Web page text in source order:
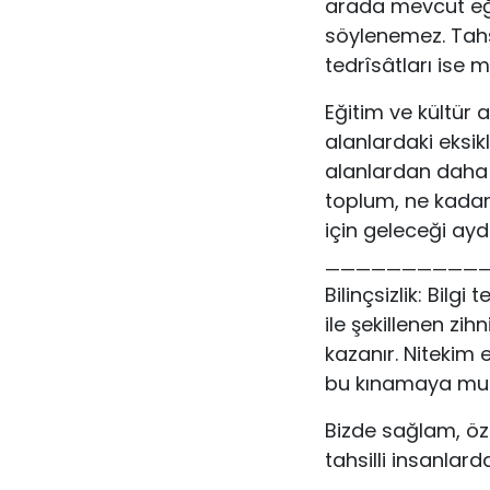
arada mevcut
söylenemez.
tedrîsâtları ise
Eğitim ve kültür
alanlardaki
alanlardan
toplum, ne
için geleceği
Bilinçsizlik: Bilgi
ile şekillenen
kazanır. Nitekim
bu kınamaya
Bizde sağlam,
tahsilli